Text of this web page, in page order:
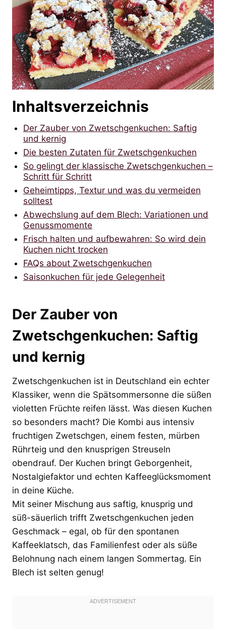
Inhaltsverzeichnis
Der Zauber von Zwetschgenkuchen: Saftig
und kernig
Die besten Zutaten für Zwetschgenkuchen
So gelingt der klassische Zwetschgenkuchen –
Schritt für Schritt
Geheimtipps, Textur und was du vermeiden
solltest
Abwechslung auf dem Blech: Variationen und
Genussmomente
Frisch halten und aufbewahren: So wird dein
Kuchen nicht trocken
FAQs about Zwetschgenkuchen
Saisonkuchen für jede Gelegenheit
Der Zauber von
Zwetschgenkuchen: Saftig
und kernig
Zwetschgenkuchen ist in Deutschland ein echter
Klassiker, wenn die Spätsommersonne die süßen
violetten Früchte reifen lässt. Was diesen Kuchen
so besonders macht? Die Kombi aus intensiv
fruchtigen Zwetschgen, einem festen, mürben
Rührteig und den knusprigen Streuseln
obendrauf. Der Kuchen bringt Geborgenheit,
Nostalgiefaktor und echten Kaffeeglücksmoment
in deine Küche.
Mit seiner Mischung aus saftig, knusprig und
süß-säuerlich trifft Zwetschgenkuchen jeden
Geschmack – egal, ob für den spontanen
Kaffeeklatsch, das Familienfest oder als süße
Belohnung nach einem langen Sommertag. Ein
Blech ist selten genug!